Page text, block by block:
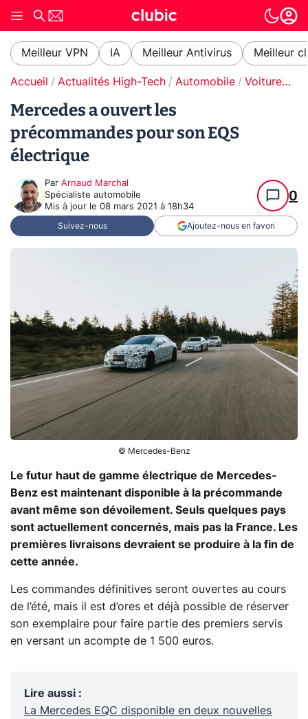
Meilleur VPN IA Meilleur Antivirus Meilleur
Accueil Actualités High-Tech Automobile Voitures électriques
Mercedes a ouvert les
précommandes pour son EQS
électrique
Par Arnaud Marchal
Spécialiste automobile
Mis à jour le 08 mars 2021 à 18h34
0
Suivez-nous Ajoutez-nous en favori
© Mercedes-Benz
Le futur haut de gamme électrique de Mercedes-
Benz est maintenant disponible à la précommande
avant même son dévoilement. Seuls quelques pays
sont actuellement concernés, mais pas la France. Les
premières livraisons devraient se produire à la fin de
cette année.
Les commandes définitives seront ouvertes au cours
de l’été, mais il est d’ores et déjà possible de réserver
son exemplaire pour faire partie des premiers servis
en versant un acompte de 1 500 euros.
Lire aussi :
La Mercedes EQC disponible en deux nouvelles